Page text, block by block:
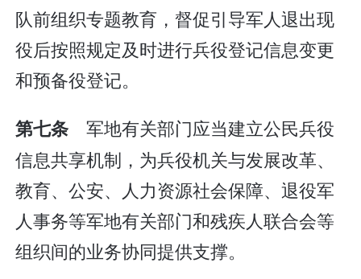
队前组织专题教育，督促引导军人退出现
役后按照规定及时进行兵役登记信息变更
和预备役登记。
第七条军地有关部门应当建立公民兵役
信息共享机制，为兵役机关与发展改革、
教育、公安、人力资源社会保障、退役军
人事务等军地有关部门和残疾人联合会等
组织间的业务协同提供支撑。